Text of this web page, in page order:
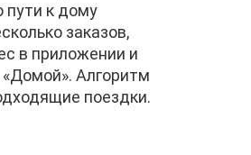
пути к дому
заказов,
в приложении и
Алгоритм
поездки.